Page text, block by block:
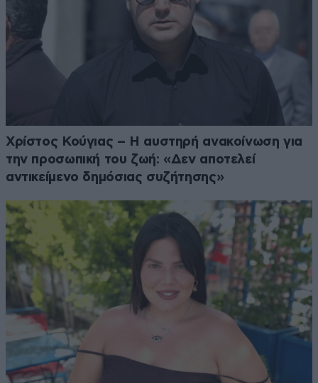
Χρίστος Κούγιας – Η αυστηρή ανακοίνωση για
την προσωπική του ζωή: «Δεν αποτελεί
αντικείμενο δημόσιας συζήτησης»